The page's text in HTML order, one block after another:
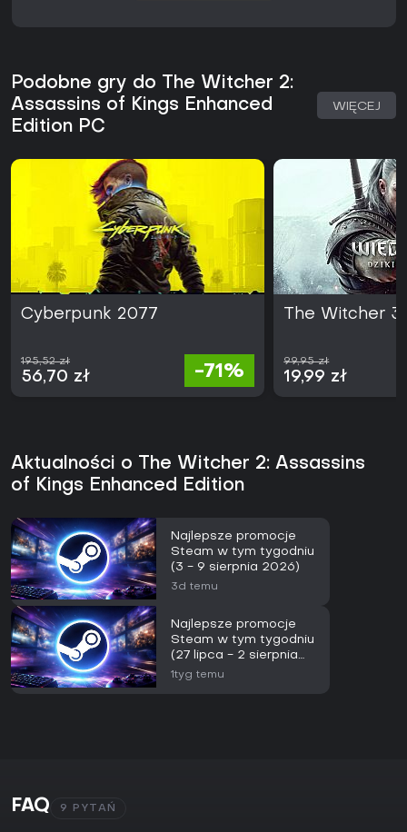
Podobne gry do The Witcher 2:
Assassins of Kings Enhanced
Edition PC
WIĘCEJ
Cyberpunk 2077
195,52 zł
56,70 zł -71%
The Witcher
99,95 zł
19,99 zł
Aktualności o The Witcher 2: Assassins
of Kings Enhanced Edition
Najlepsze promocje
Steam w tym tygodniu
(3 - 9 sierpnia 2026)
3d temu
Najlepsze promocje
Steam w tym tygodniu
(27 lipca - 2 sierpnia
2026)
1tyg temu
FAQ 9 PYTAŃ